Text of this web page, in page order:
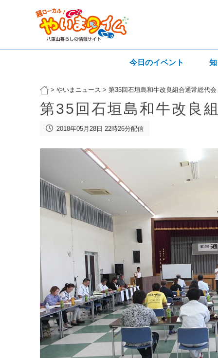
今日のイベント
> やいまニュース > 第35回石垣島和牛改良組合通常総代会
第35回石垣島和牛改良
2018年05月28日 22時26分配信